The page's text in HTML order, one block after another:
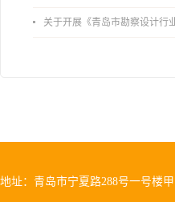
关于开展《青岛市勘察设计行业从业人员行为导则》、《青岛市住宅工程设计审查
地址：青岛市宁夏路288号一号楼甲